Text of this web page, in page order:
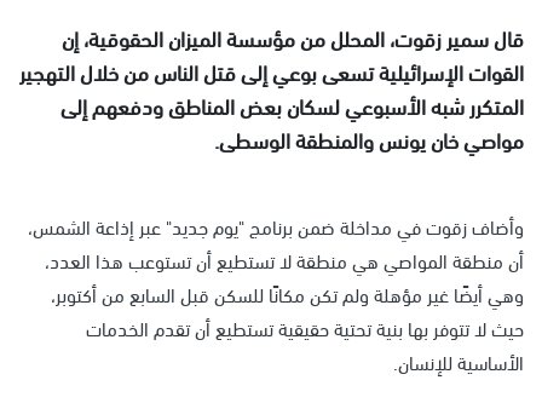
قال سمير زقوت، المحلل من مؤسسة الميزان الحقوقية، إن
القوات الإسرائيلية تسعى بوعي إلى قتل الناس من خلال التهجير
المتكرر شبه الأسبوعي لسكان بعض المناطق ودفعهم إلى
مواصي خان يونس والمنطقة الوسطى.
وأضاف زقوت في مداخلة ضمن برنامج "يوم جديد" عبر إذاعة الشمس،
أن منطقة المواصي هي منطقة لا تستطيع أن تستوعب هذا العدد،
وهي أيضًا غير مؤهلة ولم تكن مكانًا للسكن قبل السابع من أكتوبر،
حيث لا تتوفر بها بنية تحتية حقيقية تستطيع أن تقدم الخدمات
الأساسية للإنسان.